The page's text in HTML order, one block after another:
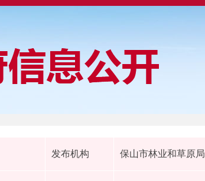
发布机构 保山市林业和草原局